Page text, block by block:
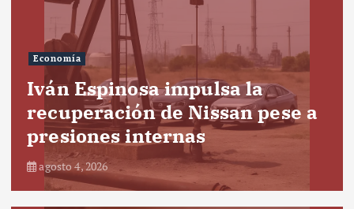
Economía
Iván Espinosa impulsa la
recuperación de Nissan pese a
presiones internas
agosto 4, 2026